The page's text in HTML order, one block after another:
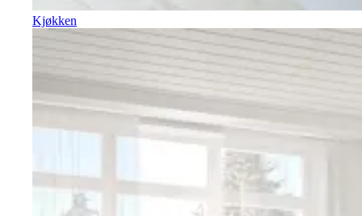
Kjøkken